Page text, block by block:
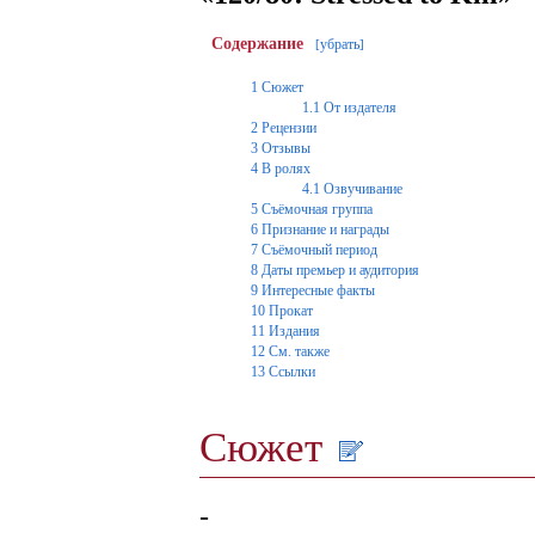
Содержание [убрать]
1 Сюжет
1.1 От издателя
2 Рецензии
3 Отзывы
4 В ролях
4.1 Озвучивание
5 Съёмочная группа
6 Признание и награды
7 Съёмочный период
8 Даты премьер и аудитория
9 Интересные факты
10 Прокат
11 Издания
12 См. также
13 Ссылки
Сюжет
-